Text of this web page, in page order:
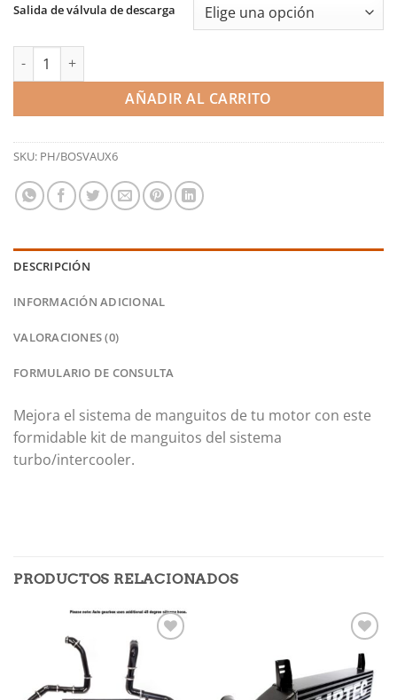
Salida de válvula de descarga
Kit de mangueras del intercooler - Astra H OPC (Pro Hoses)
AÑADIR AL CARRITO
SKU: PH/BOSVAUX6
DESCRIPCIÓN
INFORMACIÓN ADICIONAL
VALORACIONES (0)
FORMULARIO DE CONSULTA
Mejora el sistema de manguitos de tu motor con este
formidable kit de manguitos del sistema
turbo/intercooler.
PRODUCTOS RELACIONADOS
deseos
Añadir
a la
lista de
deseos